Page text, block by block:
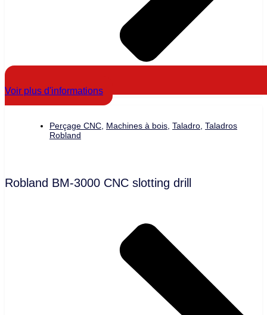
Voir plus d'informations
Perçage CNC Machines à bois Taladro Taladros
Robland
Robland BM-3000 CNC slotting drill